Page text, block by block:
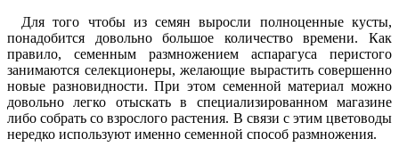
Для того чтобы из семян выросли полноценные кусты,
понадобится довольно большое количество времени. Как
правило, семенным размножением аспарагуса перистого
занимаются селекционеры, желающие вырастить совершенно
новые разновидности. При этом семенной материал можно
довольно легко отыскать в специализированном магазине
либо собрать со взрослого растения. В связи с этим цветоводы
нередко используют именно семенной способ размножения.